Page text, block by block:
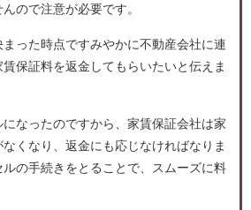
ので注意が必要です。
った時点ですみやかに不動産会社に連
保証料を返金してもらいたいと伝えま
なったのですから、家賃保証会社は家
くなり、返金にも応じなければなりま
の手続きをとることで、スムーズに料